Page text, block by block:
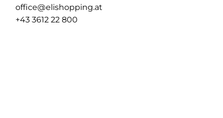
office@elishopping.at
+43 3612 22 800